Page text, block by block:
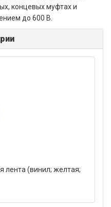
концевых муфтах и
до 600 В.
лента (винил; желтая;